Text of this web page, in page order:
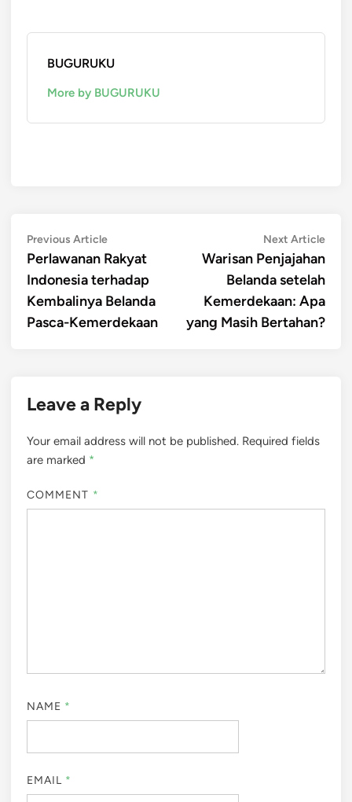
BUGURUKU
More by BUGURUKU
Post
navigation
Previous ArticlePrevious
article:
Perlawanan Rakyat
Indonesia terhadap
Kembalinya Belanda
Pasca-Kemerdekaan
Next ArticleNext
Warisan Penjajahan
Belanda setelah
Kemerdekaan: Apa
yang Masih Bertahan?
Leave a Reply
Your email address will not be published. Required fields
are marked *
COMMENT *
NAME *
EMAIL *